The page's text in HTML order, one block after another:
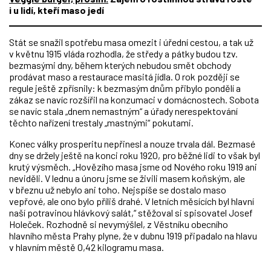
i u lidí, kteří maso jedí
Stát se snažil spotřebu masa omezit i úřední cestou, a tak už
v květnu 1915 vláda rozhodla, že středy a pátky budou tzv.
bezmasými dny, během kterých nebudou smět obchody
prodávat maso a restaurace masitá jídla. O rok později se
regule ještě zpřísnily: k bezmasým dnům přibylo pondělí a
zákaz se navíc rozšířil na konzumaci v domácnostech. Sobota
se navíc stala „dnem nemastným“ a úřady nerespektování
těchto nařízení trestaly „mastnými“ pokutami.
Konec války prosperitu nepřinesl a nouze trvala dál. Bezmasé
dny se držely ještě na konci roku 1920, pro běžné lidi to však byl
krutý výsměch. „Hovězího masa jsme od Nového roku 1919 ani
neviděli. V lednu a únoru jsme se živili masem koňským, ale
v březnu už nebylo ani toho. Nejspíše se dostalo maso
vepřové, ale ono bylo příliš drahé. V letních měsících byl hlavní
naší potravinou hlávkový salát,“ stěžoval si spisovatel Josef
Holeček. Rozhodně si nevymýšlel, z Věstníku obecního
hlavního města Prahy plyne, že v dubnu 1919 připadalo na hlavu
v hlavním městě 0,42 kilogramu masa.